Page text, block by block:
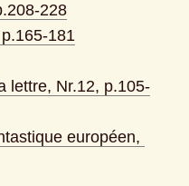
208-228
165-181
lettre, Nr.12, p.105-
européen,